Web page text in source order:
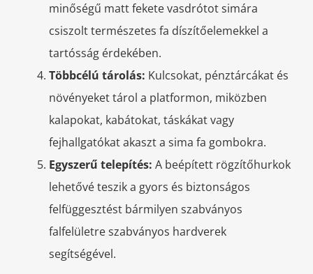
minőségű matt fekete vasdrótot simára
csiszolt természetes fa díszítőelemekkel a
tartósság érdekében.
Többcélú tárolás: Kulcsokat, pénztárcákat és
növényeket tárol a platformon, miközben
kalapokat, kabátokat, táskákat vagy
fejhallgatókat akaszt a sima fa gombokra.
Egyszerű telepítés: A beépített rögzítőhurkok
lehetővé teszik a gyors és biztonságos
felfüggesztést bármilyen szabványos
falfelületre szabványos hardverek
segítségével.